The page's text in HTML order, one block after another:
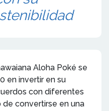
Aloha Poké se
en invertir en su
con diferentes
convertirse en una